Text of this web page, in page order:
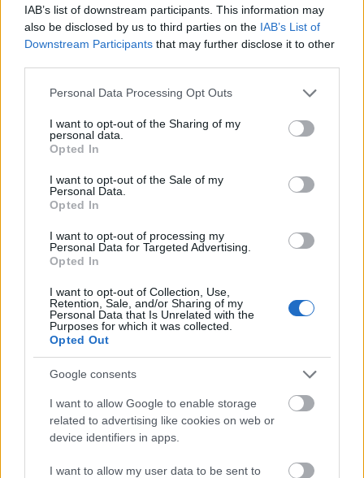
IAB’s list of downstream participants. This information may
also be disclosed by us to third parties on the IAB’s List of
Downstream Participants that may further disclose it to other
Please note that this website/app uses one or more Google
not limited to your visit or usage behaviour. You may click to
grant or deny consent to Google and its third-party tags to
use your data for below specified purposes in below Google
consent section.
Personal Data Processing Opt Outs
I want to opt-out of the Sharing of my
personal data.
Opted In
I want to opt-out of the Sale of my
Personal Data.
Opted In
I want to opt-out of processing my
Personal Data for Targeted Advertising.
Opted In
I want to opt-out of Collection, Use,
Retention, Sale, and/or Sharing of my
Personal Data that Is Unrelated with the
Purposes for which it was collected.
Opted Out
Google consents
I want to allow Google to enable storage
related to advertising like cookies on web or
device identifiers in apps.
I want to allow my user data to be sent to
Η Επιτροπή ξεκίνησε την πρωτοβουλία
DiscoverEU τον Ιούνιο του 2018, κατόπιν
πρότασης του Ευρωπαϊκού Κοινοβουλίου. Έχει
ενταχθεί επίσημα στο νέο πρόγραμμα Erasmus+
2018 το πρόγραμμα έχει χρηματοδοτήσει 130.000
ταξιδιωτικές κάρτες. Ο επόμενος γύρος αιτήσεων
θα πραγματοποιηθεί την άνοιξη του 2022.
Περισσότερες πληροφορίες καθώς και ένα
χώρα διατίθενται στο διαδίκτυο.
Ακολουθήστε το insider.gr στο Google News
πρώτοι όλες τιςειδήσειςαπό την Ελλάδα και τον κόσμο.